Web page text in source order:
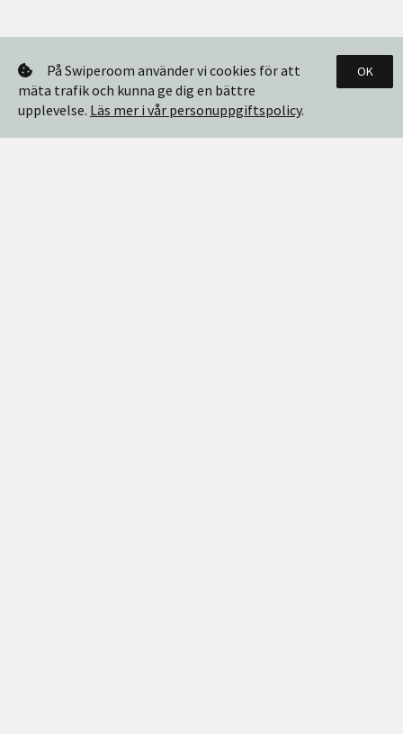
På Swiperoom använder vi cookies för att
mäta trafik och kunna ge dig en bättre
upplevelse. Läs mer i vår personuppgiftspolicy.
OK